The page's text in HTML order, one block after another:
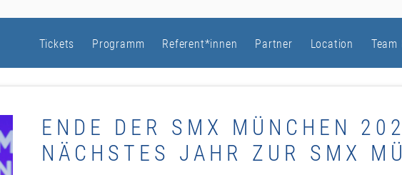
Tickets Programm Referent*innen Partner Location Team
​ENDE DER SMX MÜNCHEN
NÄCHSTES JAHR ZUR SMX